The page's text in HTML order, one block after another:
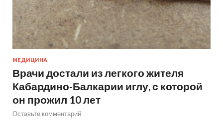
МЕДИЦИНА
Врачи достали из легкого жителя
Кабардино-Балкарии иглу, с которой
он прожил 10 лет
Оставьте комментарий